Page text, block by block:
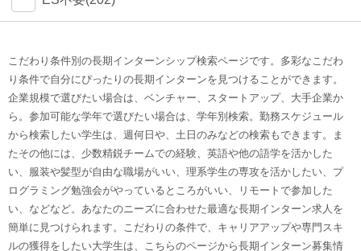
こだわり条件別の長期インターンシップ検索ページです。多彩なこだわ
り条件で自分にぴったりの長期インターンを見つけることができます。
企業規模で選びたい場合は、ベンチャー、スタートアップ、大手企業か
ら。参加可能な学年で選びたい場合は、学年別検索。勤務スケジュール
から検索したい学生は、週何日や、土日のみなどの検索もできます。ま
たその他には、少数精鋭チームでの経験、英語や他の語学を活かした
い、服装や髪型が自由な職場がいい、理系学生の専攻を活かしたい、プ
ログラミング勉強会がやっているところがいい、リモートで参加した
い、などなど。あなたのニーズに合わせた最適な長期インターン求人を
簡単に見つけられます。こだわりの条件で、キャリアアップや専門スキ
ルの獲得をしたい大学生は、こちらのページから長期インターン募集情